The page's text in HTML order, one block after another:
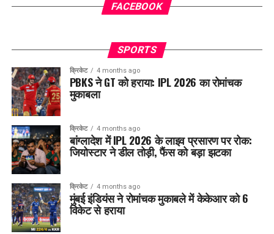
FACEBOOK
SPORTS
क्रिकेट 4 months ago
PBKS ने GT को हराया: IPL 2026 का रोमांचक
मुकाबला
क्रिकेट 4 months ago
बांग्लादेश में IPL 2026 के लाइव प्रसारण पर रोक:
जियोस्टार ने डील तोड़ी, फैंस को बड़ा झटका
क्रिकेट 4 months ago
मुंबई इंडियंस ने रोमांचक मुकाबले में केकेआर को 6
विकेट से हराया